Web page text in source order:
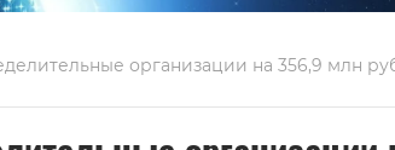
организации на 356,9 млн